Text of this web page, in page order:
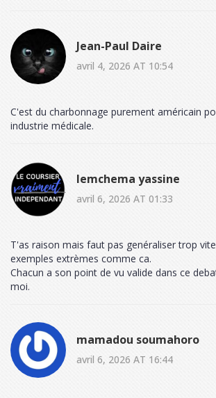
Jean-Paul Daire
avril 4, 2026 AT 10:54
C'est du charbonnage purement américain
industrie médicale.
lemchema yassine
avril 6, 2026 AT 01:33
T'as raison mais faut pas genéraliser trop
exemples extrèmes comme ca.
Chacun a son point de vu valide dans ce
moi.
mamadou soumahoro
avril 6, 2026 AT 16:44